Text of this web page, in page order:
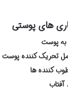
های پوستی
به پوست
تحریک کننده پوست
کننده ها
آفتاب